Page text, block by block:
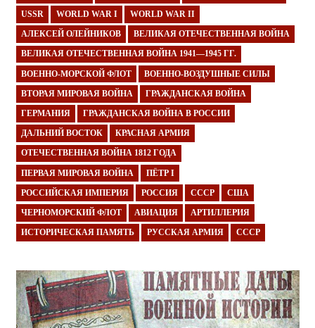
USSR WORLD WAR I WORLD WAR II
АЛЕКСЕЙ ОЛЕЙНИКОВ ВЕЛИКАЯ ОТЕЧЕСТВЕННАЯ ВОЙНА
ВЕЛИКАЯ ОТЕЧЕСТВЕННАЯ ВОЙНА 1941—1945 ГГ.
ВОЕННО-МОРСКОЙ ФЛОТ ВОЕННО-ВОЗДУШНЫЕ СИЛЫ
ВТОРАЯ МИРОВАЯ ВОЙНА ГРАЖДАНСКАЯ ВОЙНА
ГЕРМАНИЯ ГРАЖДАНСКАЯ ВОЙНА В РОССИИ
ДАЛЬНИЙ ВОСТОК КРАСНАЯ АРМИЯ
ОТЕЧЕСТВЕННАЯ ВОЙНА 1812 ГОДА
ПЕРВАЯ МИРОВАЯ ВОЙНА ПЁТР I
РОССИЙСКАЯ ИМПЕРИЯ РОССИЯ СССР США
ЧЕРНОМОРСКИЙ ФЛОТ АВИАЦИЯ АРТИЛЛЕРИЯ
ИСТОРИЧЕСКАЯ ПАМЯТЬ РУССКАЯ АРМИЯ СССР